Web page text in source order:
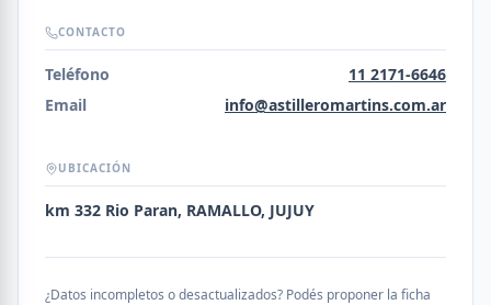
CONTACTO
Teléfono
11 2171-6646
Email
info@astilleromartins.com.ar
UBICACIÓN
km 332 Rio Paran, RAMALLO, JUJUY
¿Datos incompletos o desactualizados? Podés proponer la ficha